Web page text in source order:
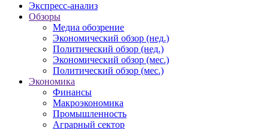
Экспресс-анализ
Обзоры
Медиа обозрение
Экономический обзор (нед.)
Политический обзор (нед.)
Экономический обзор (мес.)
Политический обзор (мес.)
Экономика
Финансы
Макроэкономика
Промышленность
Аграрный сектор